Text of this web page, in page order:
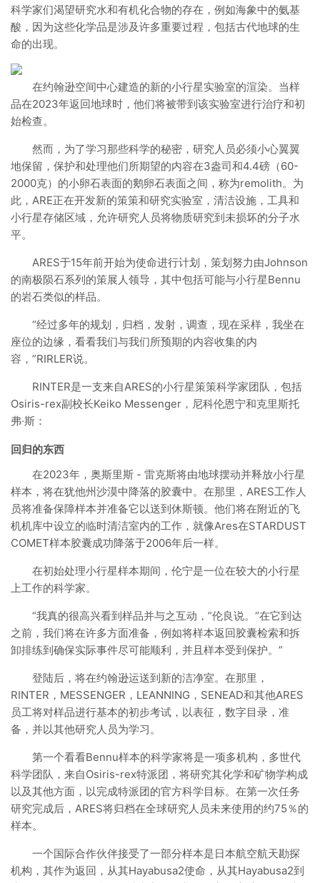
科学家们渴望研究水和有机化合物的存在，例如海象中的氨基
酸，因为这些化学品是涉及许多重要过程，包括古代地球的生
命的出现。
在约翰逊空间中心建造的新的小行星实验室的渲染。当样
品在2023年返回地球时，他们将被带到该实验室进行治疗和初
始检查。
然而，为了学习那些科学的秘密，研究人员必须小心翼翼
地保留，保护和处理他们所期望的内容在3盎司和4.4磅（60-
2000克）的小卵石表面的鹅卵石表面之间，称为remolith。为
此，ARE正在开发新的策策和研究实验室，清洁设施，工具和
小行星存储区域，允许研究人员将物质研究到未损坏的分子水
平。
ARES于15年前开始为使命进行计划，策划努力由Johnson
的南极陨石系列的策展人领导，其中包括可能与小行星Bennu
的岩石类似的样品。
“经过多年的规划，归档，发射，调查，现在采样，我坐在
座位的边缘，看看我们与我们所预期的内容收集的内
容，”RIRLER说。
RINTER是一支来自ARES的小行星策策科学家团队，包括
Osiris-rex副校长Keiko Messenger，尼科伦恩宁和克里斯托
弗·斯：
回归的东西
在2023年，奥斯里斯 - 雷克斯将由地球摆动并释放小行星
样本，将在犹他州沙漠中降落的胶囊中。在那里，ARES工作人
员将准备保障样本并准备它以送到休斯顿。他们将在附近的飞
机机库中设立的临时清洁室内的工作，就像Ares在STARDUST
COMET样本胶囊成功降落于2006年后一样。
在初始处理小行星样本期间，伦宁是一位在较大的小行星
上工作的科学家。
“我真的很高兴看到样品并与之互动，”伦良说。“在它到达
之前，我们将在许多方面准备，例如将样本返回胶囊检索和拆
卸排练到确保实际事件尽可能顺利，并且样本受到保护。”
登陆后，将在约翰逊运送到新的洁净室。在那里，
RINTER，MESSENGER，LEANNING，SENEAD和其他ARES
员工将对样品进行基本的初步考试，以表征，数字目录，准
备，并以其他研究人员为学习。
第一个看看Bennu样本的科学家将是一项多机构，多世代
科学团队，来自Osiris-rex特派团，将研究其化学和矿物学构成
以及其他方面，以完成特派团的官方科学目标。在第一次任务
研究完成后，ARES将归档在全球研究人员未来使用的约75％的
样本。
一个国际合作伙伴接受了一部分样本是日本航空航天勘探
机构，其作为返回，从其Hayabusa2使命，从其Hayabusa2到